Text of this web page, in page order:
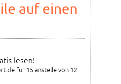
auf einen
lesen!
für 15 anstelle von 12